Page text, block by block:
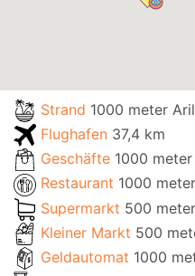
Strand 1000 meter
Flughafen 37,4 km
Geschäfte 1000
Restaurant 1000 meter
Supermarkt 500
Kleiner Markt 500
Geldautomat 1000